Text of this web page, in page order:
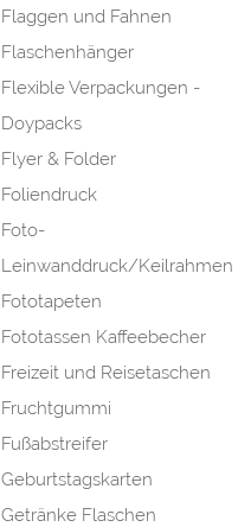
Flaggen und Fahnen
Flaschenhänger
Flexible Verpackungen -
Doypacks
Flyer & Folder
Foliendruck
Foto-
Leinwanddruck/Keilrahmen
Fototapeten
Fototassen Kaffeebecher
Freizeit und Reisetaschen
Fruchtgummi
Fußabstreifer
Geburtstagskarten
Getränke Flaschen